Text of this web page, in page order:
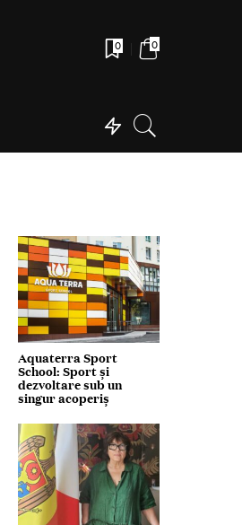
0 0
Aquaterra Sport
School: Sport și
dezvoltare sub un
singur acoperiș